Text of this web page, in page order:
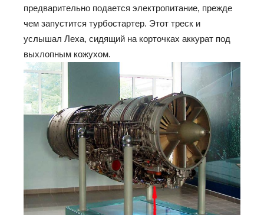
предварительно подается электропитание, прежде
чем запустится турбостартер. Этот треск и
услышал Леха, сидящий на корточках аккурат под
выхлопным кожухом.